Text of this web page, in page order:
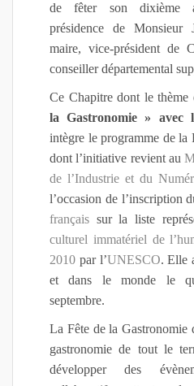
de fêter son dixième
présidence de Monsieur
maire, vice-président de
conseiller départemental
Ce Chapitre dont le thème
la Gastronomie » avec
intègre le programme de la
dont l’initiative revient au
de l’Industrie et du
l’occasion de l’inscription
français sur la liste
culturel immatériel de
2010 par l’UNESCO. Elle
et dans le monde le
septembre.
La Fête de la Gastronomie
gastronomie de tout le
développer des